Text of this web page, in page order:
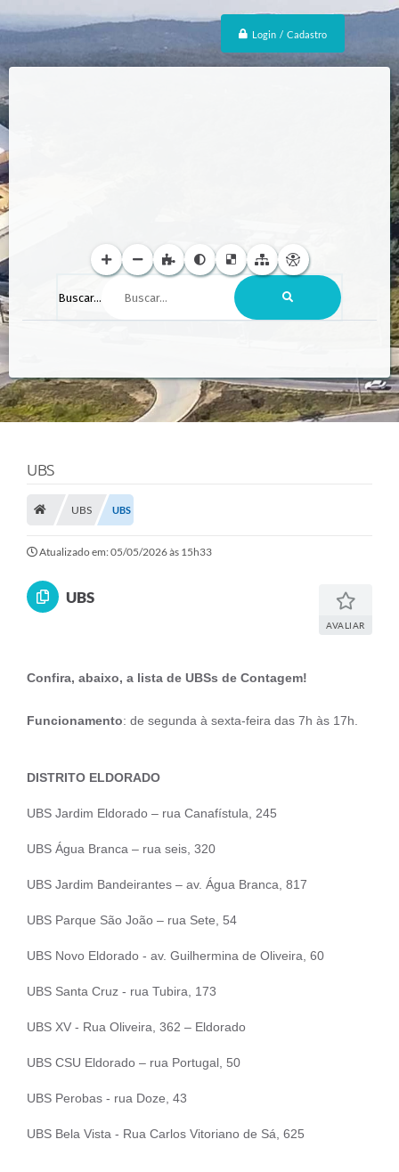
Login / Cadastro
Buscar...
UBS
UBS UBS
Atualizado em: 05/05/2026 às 15h33
UBS
AVALIAR
Confira, abaixo, a lista de UBSs de Contagem!
Funcionamento: de segunda à sexta-feira das 7h às 17h.
DISTRITO ELDORADO
UBS Jardim Eldorado – rua Canafístula, 245
UBS Água Branca – rua seis, 320
UBS Jardim Bandeirantes – av. Água Branca, 817
UBS Parque São João – rua Sete, 54
UBS Novo Eldorado - av. Guilhermina de Oliveira, 60
UBS Santa Cruz - rua Tubira, 173
UBS XV - Rua Oliveira, 362 – Eldorado
UBS CSU Eldorado – rua Portugal, 50
UBS Perobas - rua Doze, 43
UBS Bela Vista - Rua Carlos Vitoriano de Sá, 625